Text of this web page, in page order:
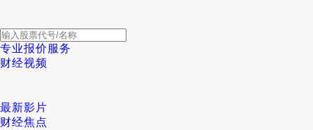
专业报价服务
财经视频
最新影片
财经焦点